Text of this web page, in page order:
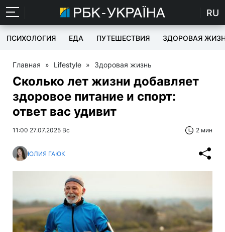
RU
ПСИХОЛОГИЯ ЕДА ПУТЕШЕСТВИЯ ЗДОРОВАЯ
Главная » Lifestyle » Здоровая жизнь
Сколько лет жизни добавляет
здоровое питание и спорт:
ответ вас удивит
11:00 27.07.2025 Вс 2 мин
ЮЛИЯ ГАЮК